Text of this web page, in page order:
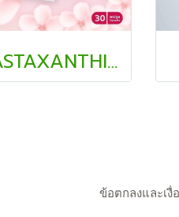
UNC ASTAXANTHIN
ข้อตกลงและเงื่